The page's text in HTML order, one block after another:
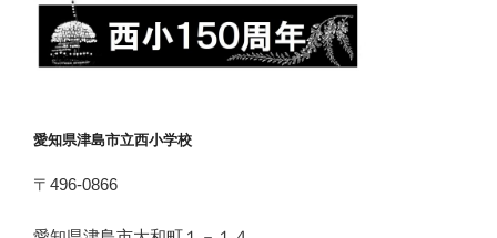
愛知県津島市立西小学校
〒496-0866